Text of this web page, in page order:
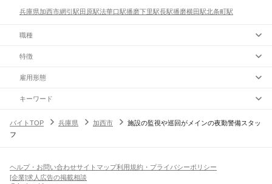
兵庫県加西市網引駅田原駅法華口駅播磨下里駅長駅播磨横田駅北条町駅
職種
特徴
雇用形態
キーワード
バイトTOP 兵庫県 加西市
施設の監視や巡回がメインの夜勤警備スタッ
フ
ヘルプ・お問い合わせサイトマップ利用規約・プライバシーポリシー
[企業]求人広告の掲載相談